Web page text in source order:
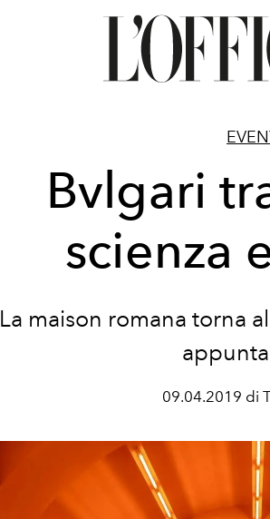
Bvlgari
scienza
La maison romana torna
09.04.2019 di